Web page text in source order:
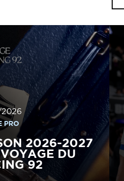
PRO
2026-2027
DU
92